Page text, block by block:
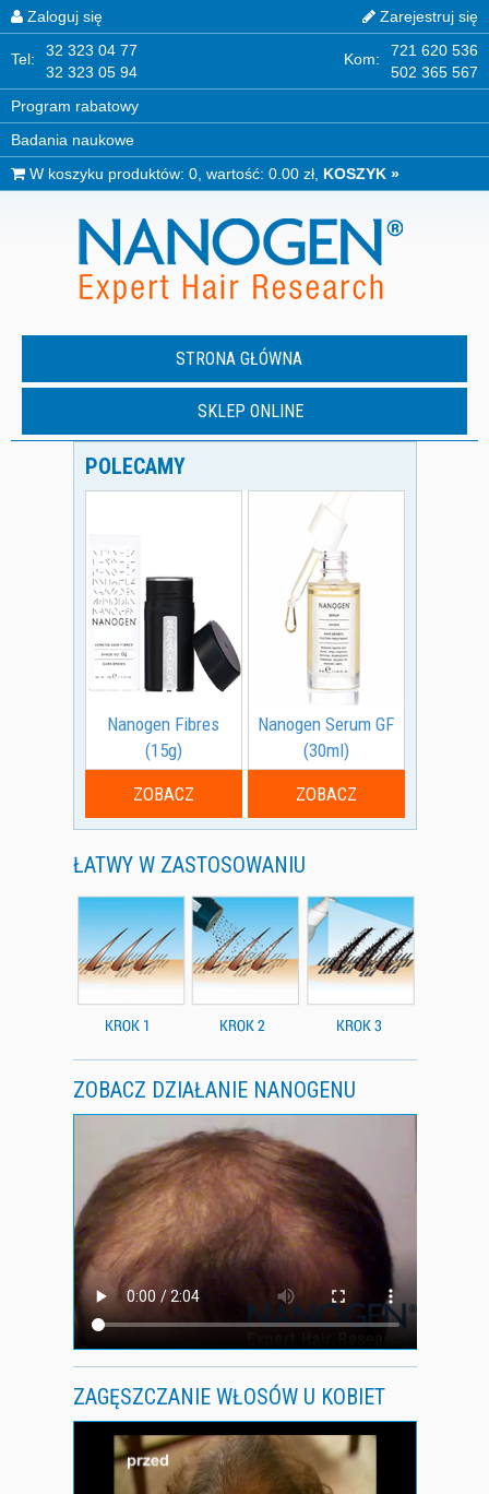
Zaloguj się Zarejestruj się
Tel:
32 323 04 77
32 323 05 94
721 620 536
502 365 567
Kom:
Program rabatowy
Badania naukowe
W koszyku produktów: 0, wartość: 0.00 zł, KOSZYK »
STRONA GŁÓWNA
SKLEP ONLINE
POLECAMY
Nanogen Fibres
(15g)
ZOBACZ
Nanogen Serum GF
(30ml)
ZOBACZ
ŁATWY W ZASTOSOWANIU
ZOBACZ DZIAŁANIE NANOGENU
ZAGĘSZCZANIE WŁOSÓW U KOBIET